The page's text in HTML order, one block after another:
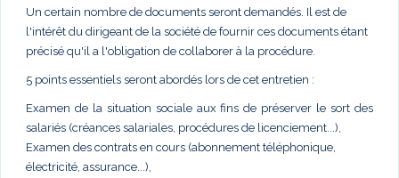
Un certain nombre de documents seront demandés. Il est de
l'intérêt du dirigeant de la société de fournir ces documents étant
précisé qu'il a l'obligation de collaborer à la procédure.
5 points essentiels seront abordés lors de cet entretien :
Examen de la situation sociale aux fins de préserver le sort des
salariés (créances salariales, procédures de licenciement...),
Examen des contrats en cours (abonnement téléphonique,
électricité, assurance...),